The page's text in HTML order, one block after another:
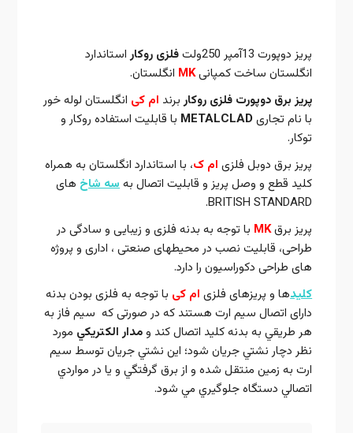
پریز دوپورت 13آمپر 250ولت فلزی روکار استاندارد
انگلستان ساخت کمپانیMK انگلستان.
پریز برق دوپورت فلزی روکار برند ام کی انگلستان لوله خور
با نام تجاریMETALCLAD
با قابلیت استفاده روکار و
توکار.
پریز برق دوبل فلزی ام ک، با استاندارد انگلستان به همراه
کلید قطع و وصل پریز و قابلیت اتصال بهسه شاخ های
BRITISH STANDARD.
پریز برقMK با توجه به بدنه فلزی و زیبایی و سادگی در
طراحی، قابلیت نصب در محیطهای صنعتی ، اداری و پروژه
های طراحی دکوراسیون را دارد.
کلیدها و پریزهای فلزی ام کی با توجه به فلزی بودن بدنه
دارای اتصال سیم ارت هستند که در صورتی که سيم فاز به
هر طريقي به بدنه کلید اتصال کند ومدار الکتريکي مورد
نظر دچار نشتي جريان شود؛ اين نشتي جريان توسط سيم
ارت به زمين منتقل شده و از برق گرفتگي و يا در مواردي
اتصالي دستگاه جلوگيري مي شود.